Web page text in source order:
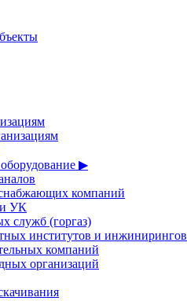
▶
компаний
УК
служб (горгаз)
институтов и
компаний
организаций